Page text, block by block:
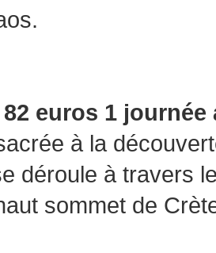
euros 1 journée
à la
déroule à travers
sommet de